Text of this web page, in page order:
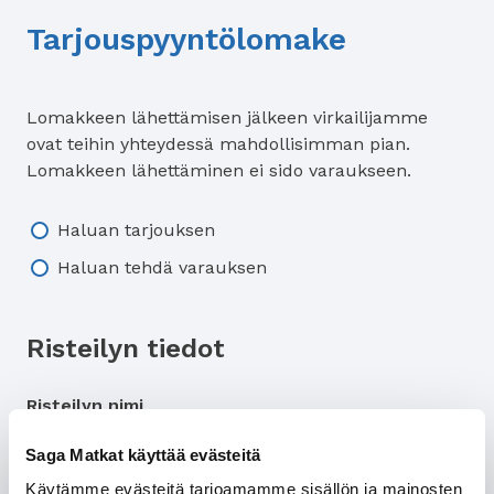
Saga Matkat käyttää evästeitä
Käytämme evästeitä tarjoamamme sisällön ja mainosten
Tarjouspyyntölomake
Lomakkeen lähettämisen jälkeen virkailijamme
ovat teihin yhteydessä mahdollisimman pian.
Lomakkeen lähettäminen ei sido varaukseen.
Tarjous/varaus
Haluan tarjouksen
Haluan tehdä varauksen
Risteilyn tiedot
Risteilyn nimi